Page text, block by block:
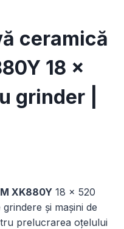
ceramică
18 ×
grinder |
lei
XK880Y 18 × 520
și mașini de
prelucrarea oțelului